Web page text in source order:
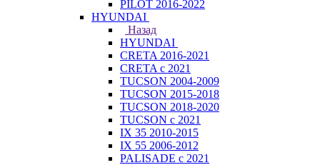
PILOT 2016-2022
HYUNDAI
Назад
HYUNDAI
CRETA 2016-2021
CRETA с 2021
TUCSON 2004-2009
TUCSON 2015-2018
TUCSON 2018-2020
TUCSON с 2021
IX 35 2010-2015
IX 55 2006-2012
PALISADE с 2021